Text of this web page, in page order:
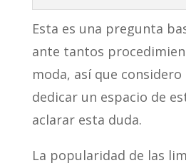
Esta es una pregunta
ante tantos
moda, así que
dedicar un espacio de
aclarar esta duda.
La popularidad de las